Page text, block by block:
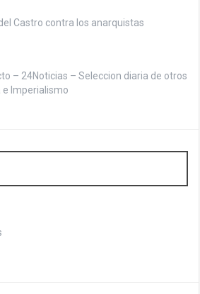
Castro contra los anarquistas
– 24Noticias – Seleccion diaria de otros
Imperialismo